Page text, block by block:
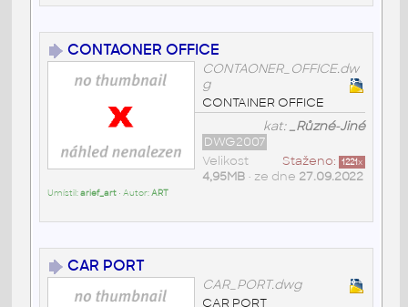
CONTAONER OFFICE
CONTAONER_OFFICE.dw
g
CONTAINER OFFICE
kat:_Různé-Jiné
DWG2007
Staženo: 1221x
Velikost
4,95MB• ze dne 27.09.2022
Umístil:arief_art• Autor:ART
CAR PORT
CAR_PORT.dwg
CAR PORT